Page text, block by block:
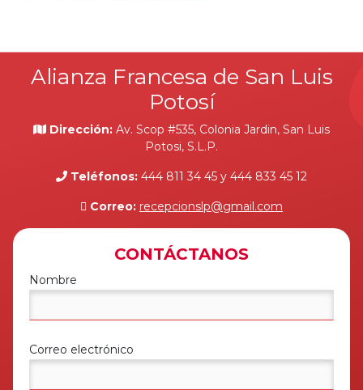
Alianza Francesa de San Luis
Potosí
Dirección: Av. Scop #535, Colonia Jardin, San Luis
Potosi, S.L.P.
Teléfonos: 444 811 34 45 y 444 833 45 12
Correo: recepcionslp@gmail.com
CONTÁCTANOS
Nombre
Correo electrónico